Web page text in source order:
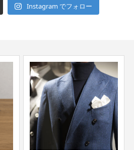
Instagram でフォロー